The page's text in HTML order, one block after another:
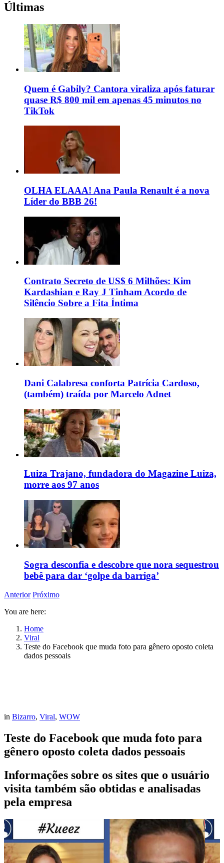
Últimas
Quem é Gabily? Cantora viraliza após faturar
quase R$ 800 mil em apenas 45 minutos no
TikTok
OLHA ELAAA! Ana Paula Renault é a nova
Líder do BBB 26!
Contrato Secreto de US$ 6 Milhões: Kim
Kardashian e Ray J Tinham Acordo de
Silêncio Sobre a Fita Íntima
Dani Calabresa conforta Patrícia Cardoso,
(também) traída por Marcelo Adnet
Luiza Trajano, fundadora do Magazine Luiza,
morre aos 97 anos
Sogra desconfia e descobre que nora sequestrou
bebê para dar ‘golpe da barriga’
Anterior Próximo
You are here:
Home
Viral
Teste do Facebook que muda foto para gênero oposto coleta
dados pessoais
in Bizarro, Viral, WOW
Teste do Facebook que muda foto para
gênero oposto coleta dados pessoais
Informações sobre os sites que o usuário
visita também são obtidas e analisadas
pela empresa